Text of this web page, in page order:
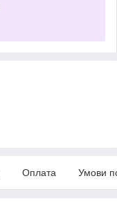
Оплата Умови